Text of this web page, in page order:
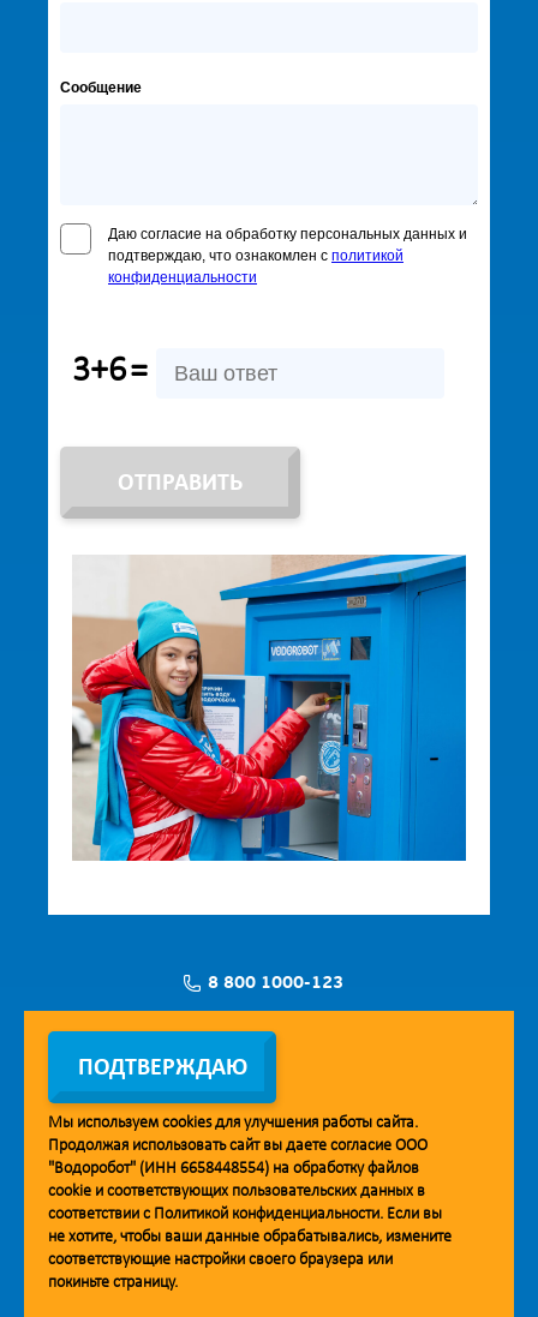
Сообщение
Даю согласие на обработку персональных данных и
подтверждаю, что ознакомлен с политикой
конфиденциальности
3+6=
ОТПРАВИТЬ
8 800 1000-123
Заявка на установку
Мобильное приложение Vodorobot
ПОДТВЕРЖДАЮ
Мы используем cookiesдля улучшения работы сайта.
Продолжая использовать сайт вы даете согласие ООО
"Водоробот" (ИНН 6658448554) на обработку файлов
cookie и соответствующих пользовательских данных в
соответствии с Политикой конфиденциальности. Если вы
не хотите, чтобы ваши данные обрабатывались, измените
соответствующие настройки своего браузера или
покиньте страницу.